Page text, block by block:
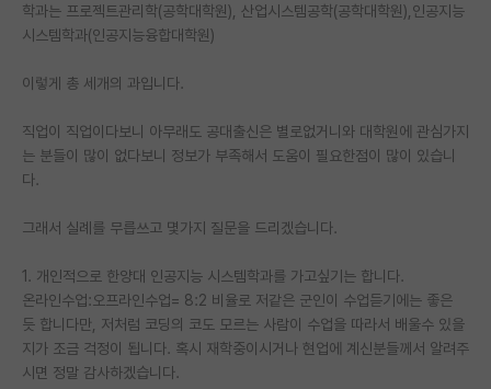
임용 후기 게시판
특수/전문대학원 게시판
학술 정보 게시판
홍보 게시판
커리어
학과는 프로젝트관리학(공학대학원), 산업시스템공학(공학대학원),인공지능
시스템학과(인공지능융합대학원)
이렇게 총 세개의 과입니다.
직업이 직업이다보니 아무래도 공대출신은 별로없거니와 대학원에 관심가지
는 분들이 많이 없다보니 정보가 부족해서 도움이 필요한점이 많이 있습니
다.
그래서 실례를 무릅쓰고 몇가지 질문을 드리겠습니다.
1. 개인적으로 한양대 인공지능 시스템학과를 가고싶기는 합니다.
온라인수업:오프라인수업= 8:2 비율로 저같은 군인이 수업듣기에는 좋은
듯 합니다만, 저처럼 코딩의 코도 모르는 사람이 수업을 따라서 배울수 있을
지가 조금 걱정이 됩니다. 혹시 재학중이시거나 현업에 계신분들께서 알려주
시면 정말 감사하겠습니다.